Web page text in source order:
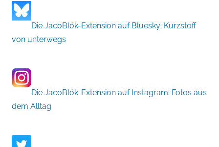
Die JacoBlök-Extension auf Bluesky: Kurzstoff
von unterwegs
Die JacoBlök-Extension auf Instagram: Fotos aus
dem Alltag